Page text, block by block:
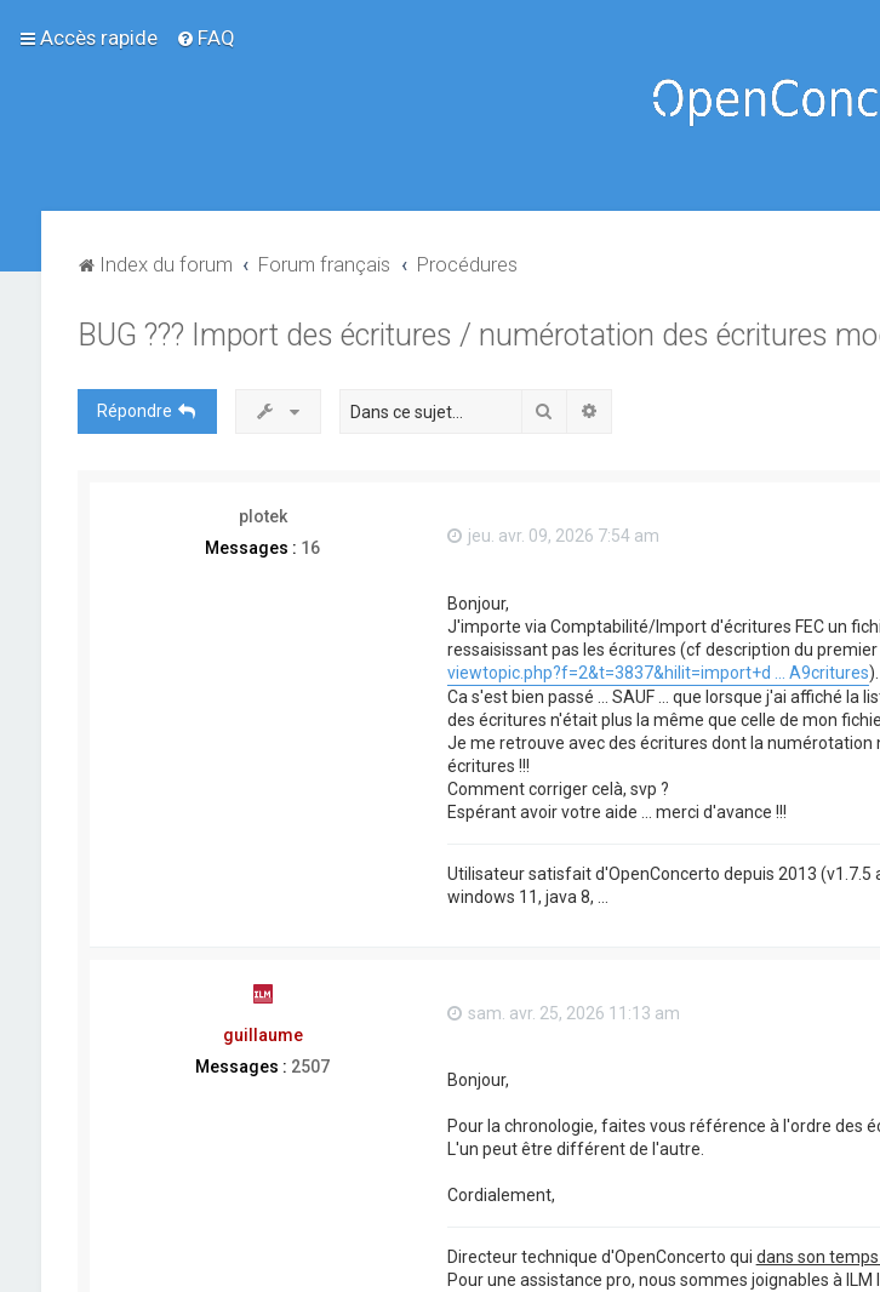
Accès rapide FAQ
Index du forum Forum français Procédures
BUG ??? Import des écritures / numérotation des écritures
Répondre Rechercher
plotek
Messages : 16
jeu. avr. 09, 2026 7:54 am
Bonjour,
J'importe via Comptabilité/Import d'écritures FEC un
ressaisissant pas les écritures (cf description du
viewtopic.php?f=2&t=3837&hilit=import+d ... A9critures).
Ca s'est bien passé ... SAUF ... que lorsque j'ai affiché
des écritures n'était plus la même que celle de mon
Je me retrouve avec des écritures dont la numérotation
écritures !!!
Comment corriger celà, svp ?
Espérant avoir votre aide ... merci d'avance !!!
Utilisateur satisfait d'OpenConcerto depuis 2013
windows 11, java 8, ...
guillaume
Messages : 2507
sam. avr. 25, 2026 11:13 am
Bonjour,
Pour la chronologie, faites vous référence à l'ordre des
L'un peut être différent de l'autre.
Cordialement,
Directeur technique d'OpenConcerto qui dans son
Pour une assistance pro, nous sommes joignables à